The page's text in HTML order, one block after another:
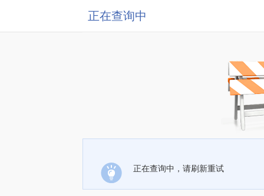
正在查询中
正在查询中，请刷新重试